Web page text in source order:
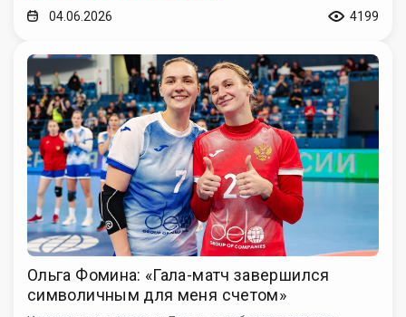
04.06.2026 4199
Ольга Фомина: «Гала-матч завершился
символичным для меня счетом»